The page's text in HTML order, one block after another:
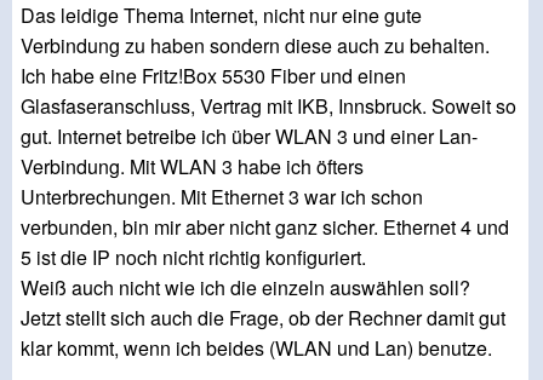
Das leidige Thema Internet, nicht nur eine gute
Verbindung zu haben sondern diese auch zu behalten.
Ich habe eine Fritz!Box 5530 Fiber und einen
Glasfaseranschluss, Vertrag mit IKB, Innsbruck. Soweit so
gut. Internet betreibe ich über WLAN 3 und einer Lan-
Verbindung. Mit WLAN 3 habe ich öfters
Unterbrechungen. Mit Ethernet 3 war ich schon
verbunden, bin mir aber nicht ganz sicher. Ethernet 4 und
5 ist die IP noch nicht richtig konfiguriert.
Weiß auch nicht wie ich die einzeln auswählen soll?
Jetzt stellt sich auch die Frage, ob der Rechner damit gut
klar kommt, wenn ich beides (WLAN und Lan) benutze.